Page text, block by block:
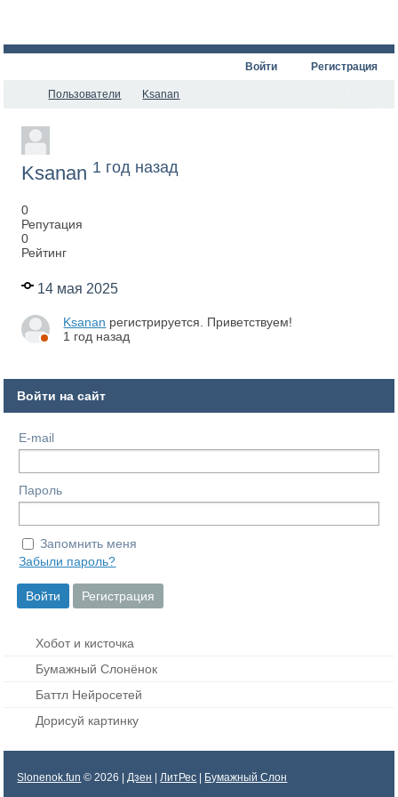
Войти Регистрация
Пользователи Ksanan
Ksanan 1 год назад
0
Репутация
0
Рейтинг
14 мая 2025
Ksanan регистрируется. Приветствуем!
1 год назад
Войти на сайт
E-mail
Пароль
Запомнить меня
Забыли пароль?
Хобот и кисточка
Бумажный Слонёнок
Баттл Нейросетей
Дорисуй картинку
Slonenok.fun © 2026 |Дзен |ЛитРес Бумажный Слон